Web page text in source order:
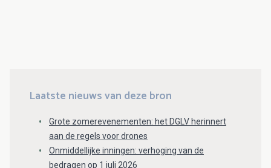
Laatste nieuws van deze bron
Grote zomerevenementen: het DGLV herinnert
aan de regels voor drones
Onmiddellijke inningen: verhoging van de
bedragen op 1 juli 2026